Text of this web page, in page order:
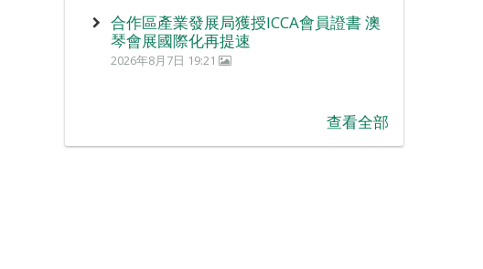
合作區產業發展局獲授ICCA會員證書 澳
琴會展國際化再提速
2026年8月7日 19:21
查看全部